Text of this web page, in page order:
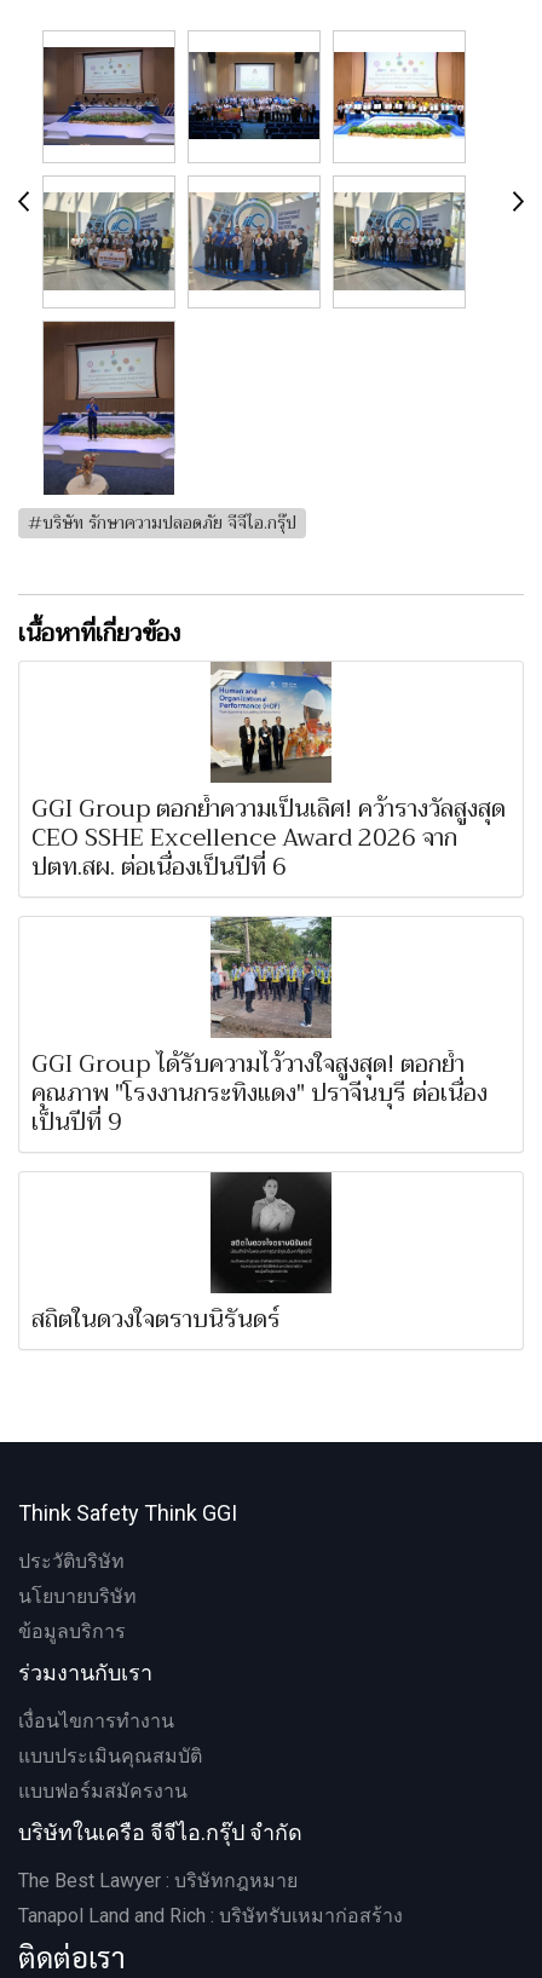
#บริษัท รักษาความปลอดภัย จีจีไอ.กรุ๊ป
เนื้อหาที่เกี่ยวข้อง
GGI Group ตอกย้ำความเป็นเลิศ! คว้ารางวัลสูงสุด
CEO SSHE Excellence Award 2026 จาก
ปตท.สผ. ต่อเนื่องเป็นปีที่ 6
GGI Group ได้รับความไว้วางใจสูงสุด! ตอกย้ำ
คุณภาพ "โรงงานกระทิงแดง" ปราจีนบุรี ต่อเนื่อง
เป็นปีที่ 9
สถิตในดวงใจตราบนิรันดร์
Think Safety Think GGI
ประวัติบริษัท
นโยบายบริษัท
ข้อมูลบริการ
ร่วมงานกับเรา
เงื่อนไขการทำงาน
แบบประเมินคุณสมบัติ
แบบฟอร์มสมัครงาน
บริษัทในเครือ จีจีไอ.กรุ๊ป จำกัด
The Best Lawyer : บริษัทกฎหมาย
Tanapol Land and Rich : บริษัทรับเหมาก่อสร้าง
ติดต่อเรา